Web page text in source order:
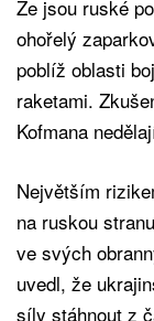
Že jsou ruské
ohořelý
poblíž oblasti
raketami.
Kofmana
Největším
na ruskou
ve svých
uvedl, že
síly stáhnout z